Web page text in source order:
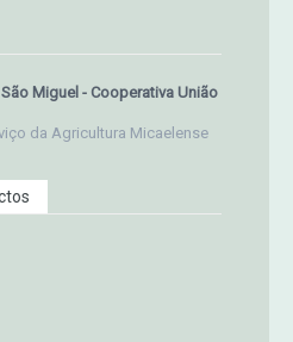
Miguel - Cooperativa União
da Agricultura Micaelense